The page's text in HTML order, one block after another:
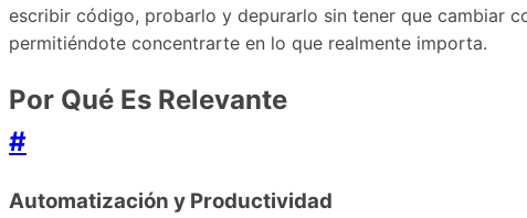
escribir código, probarlo y depurarlo sin tener que cambiar
permitiéndote concentrarte en lo que realmente importa.
Por Qué Es Relevante
#
Automatización y Productividad